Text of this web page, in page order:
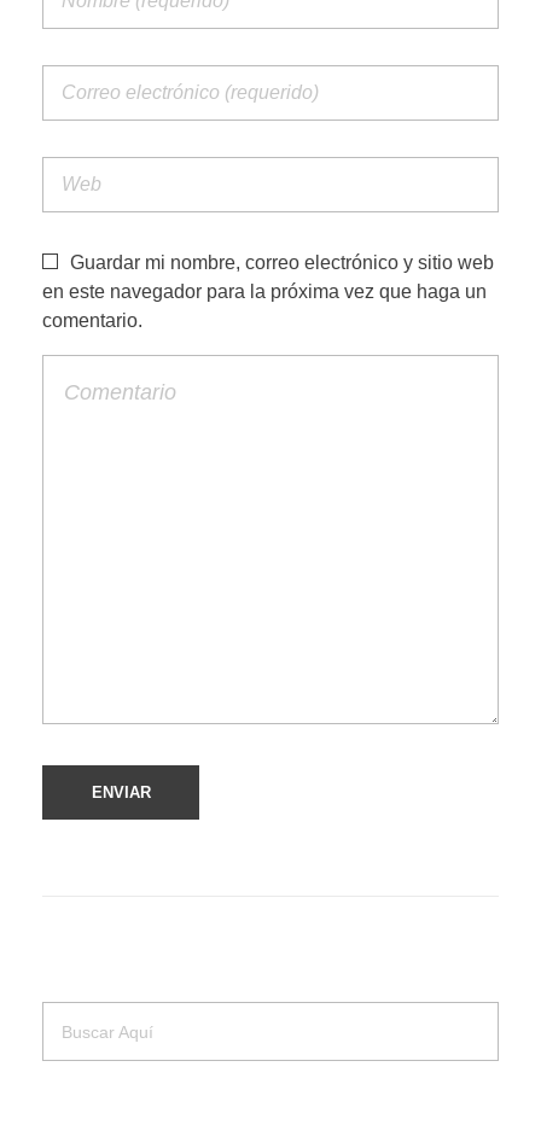
PORTFOLIO WEB
CONTACTA
Guardar mi nombre, correo electrónico y sitio web
en este navegador para la próxima vez que haga un
comentario.